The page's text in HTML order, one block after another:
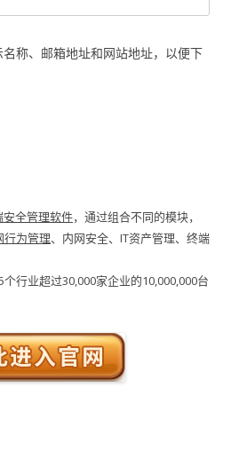
称、邮箱地址和网站地址，以便下
安全管理软件，通过组合不同的模块，
行为管理、内网安全、IT资产管理、终端
行业超过30,000家企业的10,000,000台